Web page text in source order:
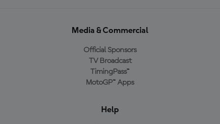
Media & Commercial
Official Sponsors
TV Broadcast
TimingPass™
MotoGP™ Apps
Help